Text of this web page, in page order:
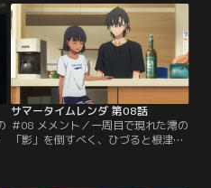
のメッセージを解明するため、14年
ぶりに帰郷していた。「影」そして
「ハイネ」の存在を知るひづるは、
猟師の根津と合流し、島民の多くが
「影」と入れ替わっている事を知る
のだった。【提供：バンダイチャン
ネル】
サマータイムレンダ 第08話
＃08 メメント／一周目で現れた澪の
「影」を倒すべく、ひづると根津が